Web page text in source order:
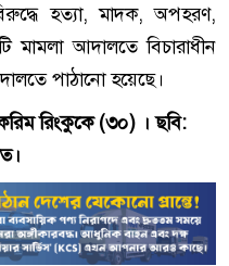
হত্যা, মাদক, অপহরণ,
মামলা আদালতে বিচারাধীন
পাঠানো হয়েছে।
রিংকুকে (৩০) । ছবি: